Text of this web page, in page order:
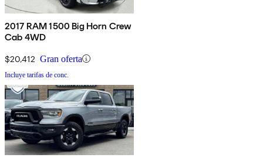
2017 RAM 1500 Big Horn Crew
Cab 4WD
$20,412 Gran oferta
Incluye tarifas de conc.